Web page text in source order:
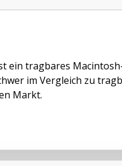
ein tragbares
im Vergleich zu
Markt.